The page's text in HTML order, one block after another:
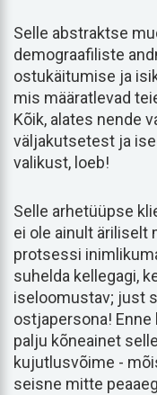
Selle abstraktse
demograafiliste
ostukäitumise ja
mis määratlevad
Kõik, alates nende
väljakutsetest ja
valikust, loeb!
Selle arhetüüpse
ei ole ainult äriliselt
protsessi
suhelda kellegagi,
iseloomustav; just
ostjapersona!
palju kõneainet
kujutlusvõime -
seisne mitte